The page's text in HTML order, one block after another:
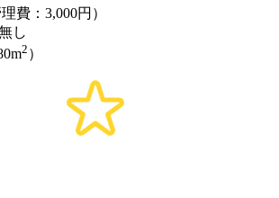
費：3,000円）
し
2 ）